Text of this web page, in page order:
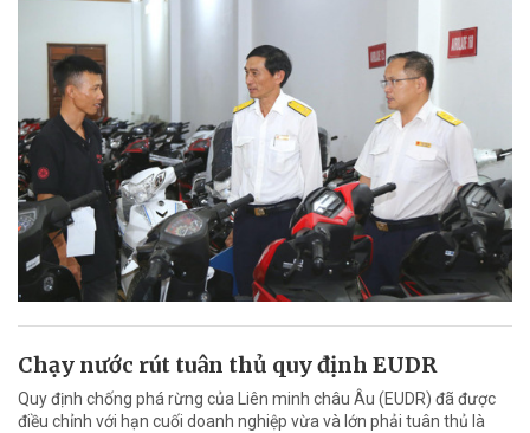
Chạy nước rút tuân thủ quy định EUDR
Quy định chống phá rừng của Liên minh châu Âu (EUDR) đã được
điều chỉnh với hạn cuối doanh nghiệp vừa và lớn phải tuân thủ là